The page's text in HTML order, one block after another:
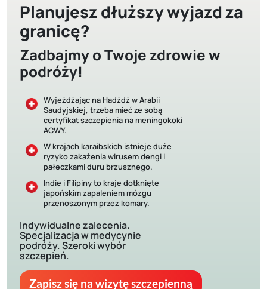
Planujesz dłuższy wyjazd za
granicę?
Zadbajmy o Twoje zdrowie w
podróży!
Wyjeżdżając na Hadżdż w Arabii
Saudyjskiej, trzeba mieć ze sobą
certyfikat szczepienia na meningokoki
ACWY.
W krajach karaibskich istnieje duże
ryzyko zakażenia wirusem dengi i
pałeczkami duru brzusznego.
Indie i Filipiny to kraje dotknięte
japońskim zapaleniem mózgu
przenoszonym przez komary.
Indywidualne zalecenia.
Specjalizacja w medycynie
podróży. Szeroki wybór
szczepień.
Zapisz się na wizytę szczepienną